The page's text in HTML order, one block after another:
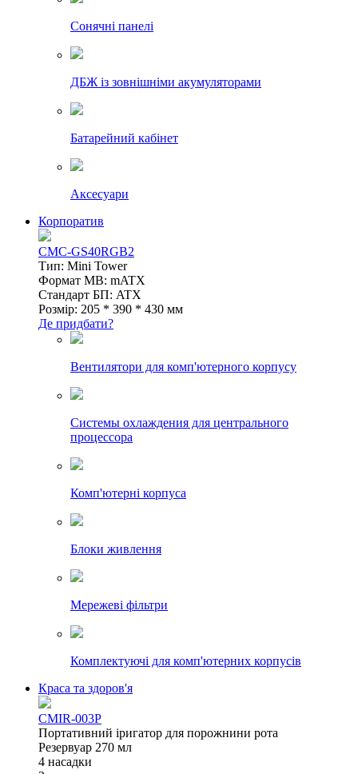
Сонячні панелі
ДБЖ із зовнішніми акумуляторами
Батарейний кабінет
Аксесуари
Корпоратив
CMC-GS40RGB2
Тип: Mini Tower
Формат MB: mATX
Стандарт БП: ATX
Розмір: 205 * 390 * 430 мм
Де придбати?
Вентилятори для комп'ютерного корпусу
Системы охлаждения для центрального
процессора
Комп'ютерні корпуса
Блоки живлення
Мережеві фільтри
Комплектуючі для комп'ютерних корпусів
Краса та здоров'я
CMIR-003P
Портативний іригатор для порожнини рота
Резервуар 270 мл
4 насадки